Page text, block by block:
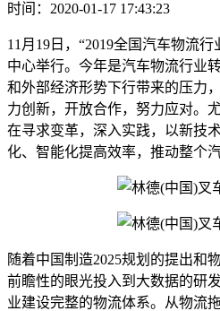
时间：2020-01-17 17:43:23
11月19日，“2019全国汽车物流
中心举行。今年是汽车物流行业
和外部经济形势下行带来的压力
力创新，开放合作，努力应对。
在寻求变革，深入实践，以新技
化、智能化提高效率，推动整个
随着中国制造2025规划的提出和
前瞻性的眼光投入到大数据的研
业建设完整的物流体系。从物流